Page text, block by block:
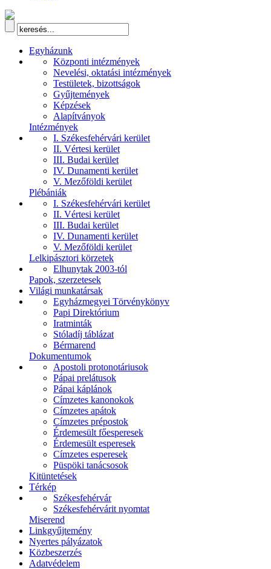
Egyházunk
Központi intézmények
Nevelési, oktatási intézmények
Testületek, bizottságok
Gyűjtemények
Képzések
Alapítványok
Intézmények
I. Székesfehérvári kerület
II. Vértesi kerület
III. Budai kerület
IV. Dunamenti kerület
V. Mezőföldi kerület
Plébániák
I. Székesfehérvári kerület
II. Vértesi kerület
III. Budai kerület
IV. Dunamenti kerület
V. Mezőföldi kerület
Lelkipásztori körzetek
Elhunytak 2003-tól
Papok, szerzetesek
Világi munkatársak
Egyházmegyei Törvénykönyv
Papi Direktórium
Iratminták
Stóladíj táblázat
Bérmarend
Dokumentumok
Apostoli protonotáriusok
Pápai prelátusok
Pápai káplánok
Címzetes kanonokok
Címzetes apátok
Címzetes prépostok
Érdemesült főesperesek
Érdemesült esperesek
Címzetes esperesek
Püspöki tanácsosok
Kitüntetések
Térkép
Székesfehérvár
Székesfehérvárit nyomtat
Miserend
Linkgyűjtemény
Nyertes pályázatok
Közbeszerzés
Adatvédelem